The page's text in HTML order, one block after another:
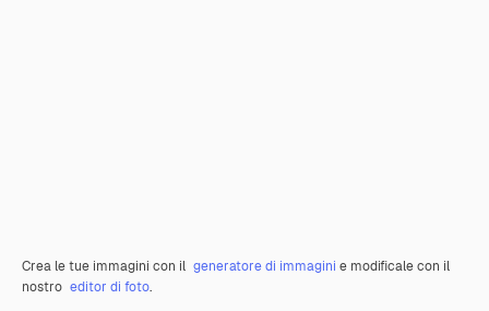
Crea le tue immagini con il generatore di immagini e modificale con il
nostro editor di foto.